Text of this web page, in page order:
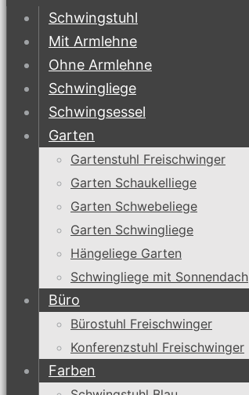
Schwingstuhl
Mit Armlehne
Ohne Armlehne
Schwingliege
Schwingsessel
Garten
Gartenstuhl Freischwinger
Garten Schaukelliege
Garten Schwebeliege
Garten Schwingliege
Hängeliege Garten
Schwingliege mit Sonnendach
Büro
Bürostuhl Freischwinger
Konferenzstuhl Freischwinger
Farben